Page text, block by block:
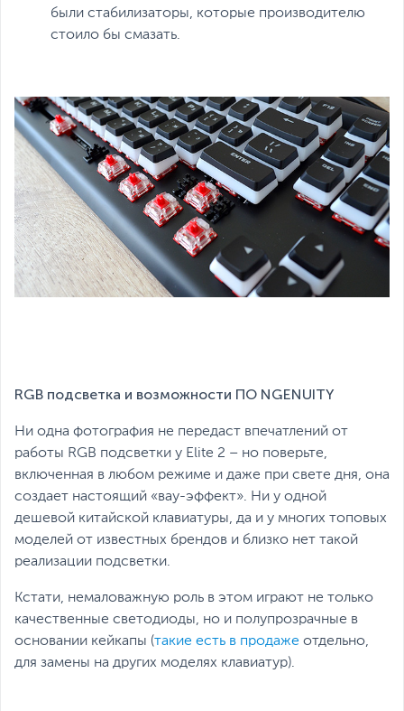
были стабилизаторы, которые производителю
стоило бы смазать.
RGB подсветка и возможности ПО NGENUITY
Ни одна фотография не передаст впечатлений от
работы RGB подсветки у Elite 2 – но поверьте,
включенная в любом режиме и даже при свете дня, она
создает настоящий «вау-эффект». Ни у одной
дешевой китайской клавиатуры, да и у многих топовых
моделей от известных брендов и близко нет такой
реализации подсветки.
Кстати, немаловажную роль в этом играют не только
качественные светодиоды, но и полупрозрачные в
основании кейкапы (такие есть в продаже отдельно,
для замены на других моделях клавиатур).